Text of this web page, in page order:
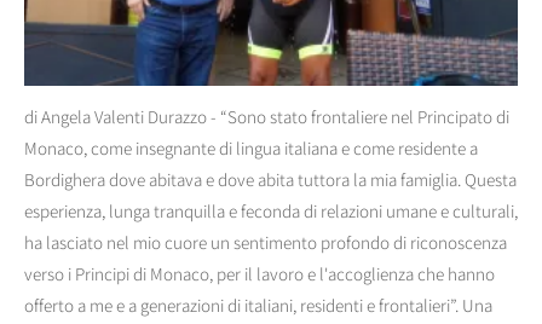
di Angela Valenti Durazzo - “Sono stato frontaliere nel Principato di
Monaco, come insegnante di lingua italiana e come residente a
Bordighera dove abitava e dove abita tuttora la mia famiglia. Questa
esperienza, lunga tranquilla e feconda di relazioni umane e culturali,
ha lasciato nel mio cuore un sentimento profondo di riconoscenza
verso i Principi di Monaco, per il lavoro e l'accoglienza che hanno
offerto a me e a generazioni di italiani, residenti e frontalieri”. Una